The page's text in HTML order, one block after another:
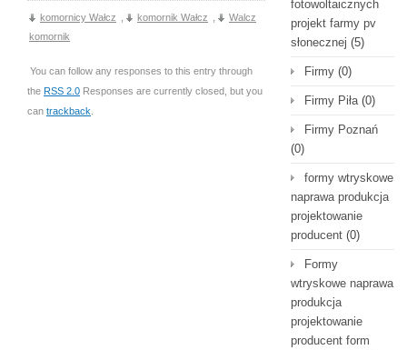
komornicy Wałcz komornik Wałcz
Walcz
komornik
You can follow any responses to this entry through
the RSS 2.0 Responses are currently closed, but you
can trackback
fotowoltaicznych
projekt farmy pv
słonecznej (5)
Firmy (0)
Firmy Piła(0)
Firmy Poznań
(0)
formy wtryskowe
naprawa produkcja
projektowanie
producent (0)
Formy
wtryskowe naprawa
produkcja
projektowanie
producent form